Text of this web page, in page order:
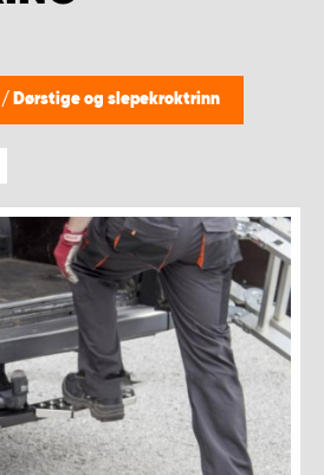
/ Dørstige og slepekroktrinn